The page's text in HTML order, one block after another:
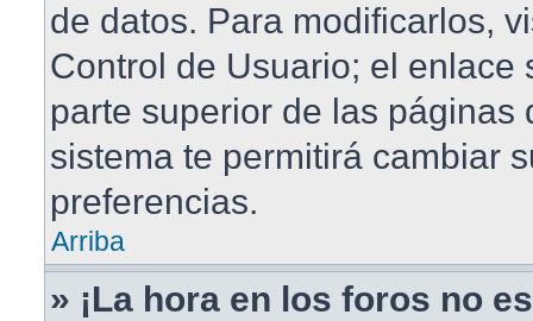
de datos. Para modificarlos,
Control de Usuario; el enlace
parte superior de las páginas
sistema te permitirá cambiar
preferencias.
Arriba
» ¡La hora en los foros no